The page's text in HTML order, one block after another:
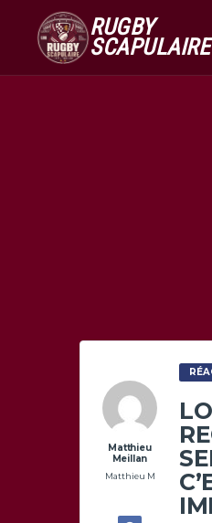
RUGBY
SCAPULAIRE
Matthieu
Meillan
Matthieu M